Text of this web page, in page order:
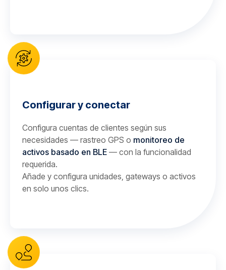
Configurar y conectar
Configura cuentas de clientes según sus
necesidades — rastreo GPS o monitoreo de
activos basado en BLE — con la funcionalidad
requerida.
Añade y configura unidades, gateways o activos
en solo unos clics.